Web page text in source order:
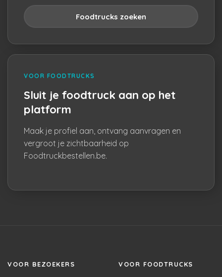
Foodtrucks zoeken
VOOR FOODTRUCKS
Sluit je foodtruck aan op het
platform
Maak je profiel aan, ontvang aanvragen en
vergroot je zichtbaarheid op
Foodtruckbestellen.be.
VOOR BEZOEKERS VOOR FOODTRUCKS